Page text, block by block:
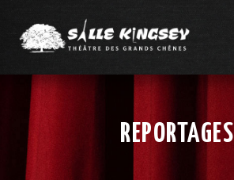
REPORTAGES